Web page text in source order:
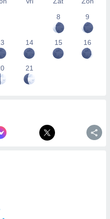
8
9
14 15 16
21